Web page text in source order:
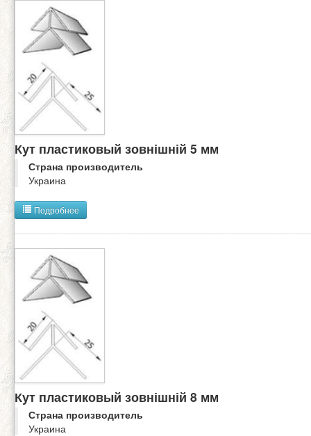
Кут пластиковый зовнішній 5 мм
Страна производитель
Украина
Подробнее
Кут пластиковый зовнішній 8 мм
Страна производитель
Украина